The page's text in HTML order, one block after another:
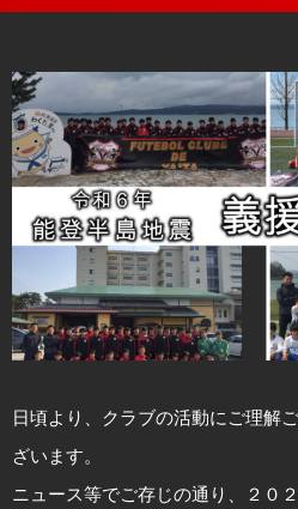
日頃より、クラブの活動にご理解
ざいます。
ニュース等でご存じの通り、２０